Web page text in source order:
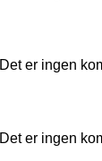
Det er ingen
Det er ingen